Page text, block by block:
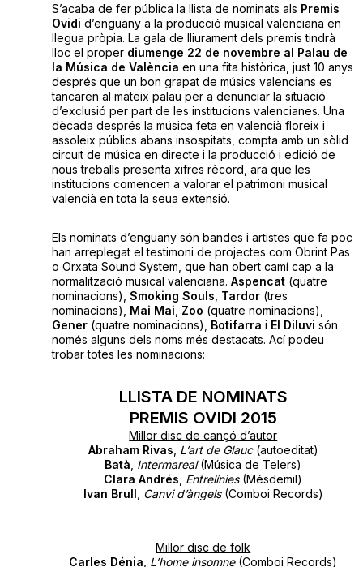
S’acaba de fer pública la llista de nominats als Premis
Ovidi d’enguany a la producció musical valenciana en
llegua pròpia. La gala de lliurament dels premis tindrà
lloc el proper diumenge 22 de novembre al Palau de
la Música de València en una fita històrica, just 10 anys
després que un bon grapat de músics valencians es
tancaren al mateix palau per a denunciar la situació
d’exclusió per part de les institucions valencianes. Una
dècada després la música feta en valencià floreix i
assoleix públics abans insospitats, compta amb un sòlid
circuit de música en directe i la producció i edició de
nous treballs presenta xifres rècord, ara que les
institucions comencen a valorar el patrimoni musical
valencià en tota la seua extensió.
Els nominats d’enguany són bandes i artistes que fa poc
han arreplegat el testimoni de projectes com Obrint Pas
o Orxata Sound System, que han obert camí cap a la
normalització musical valenciana. Aspencat(quatre
nominacions), Smoking Souls Tardor(tres
nominacions),
Mai Mai Zoo (quatre nominacions),
Gener (quatre nominacions), Botifarra i El Diluvi són
només alguns dels noms més destacats. Ací podeu
trobar totes les nominacions:
LLISTA DE NOMINATS
PREMIS OVIDI 2015
Millor disc de cançó d’autor
Abraham Rivas L’art de Glauc(autoeditat)
Batà Intermareal(Música de Telers)
Clara Andrés Entrelínies(Mésdemil)
Ivan Brull Canvi d’àngels(Comboi Records)
Millor disc de folk
Carles Dénia L’home insomne(Comboi Records)